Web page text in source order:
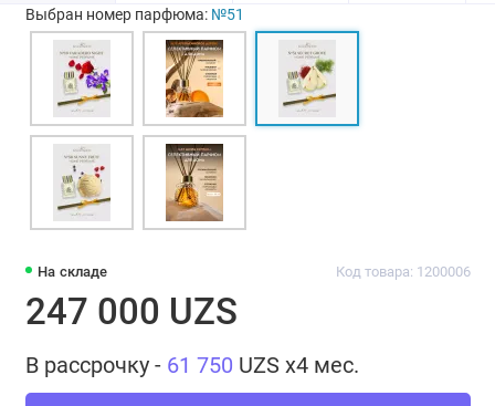
На складе Код товара: 1200006
247 000 UZS
В рассрочку - 61 750 UZS x4 мес.
Выбран номер парфюма: №51